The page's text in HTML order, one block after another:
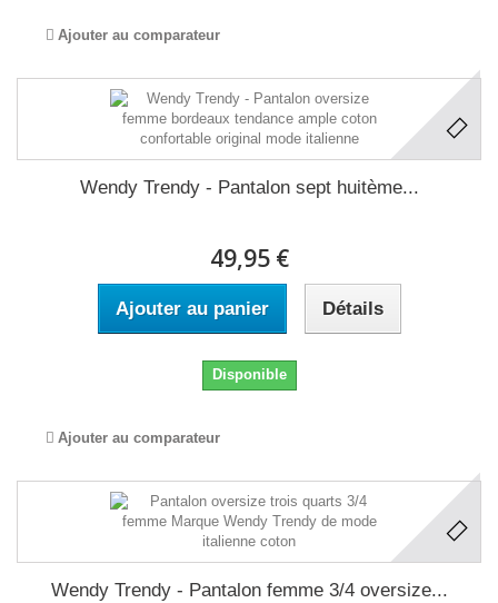
Ajouter au comparateur
Wendy Trendy - Pantalon sept huitème...
49,95 €
Ajouter au panier Détails
Disponible
Ajouter au comparateur
Wendy Trendy - Pantalon femme 3/4 oversize...